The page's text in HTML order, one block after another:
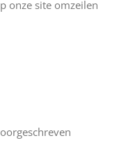
onze site omzeilen